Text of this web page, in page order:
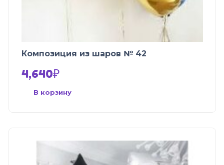
Композиция из шаров № 42
4,640₽
В корзину